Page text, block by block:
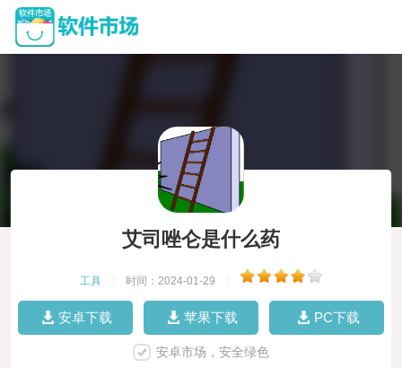
艾司唑仑是什么药
工具 时间：2024-01-29
安卓下载 苹果下载 PC下载
安卓市场，安全绿色